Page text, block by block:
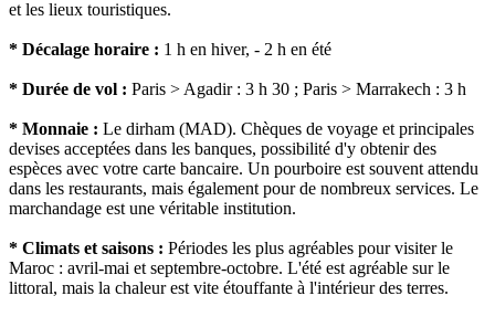
et les lieux touristiques.
* Décalage horaire : 1 h en hiver, - 2 h en été
* Durée de vol : Paris > Agadir : 3 h 30 ; Paris > Marrakech : 3 h
* Monnaie : Le dirham (MAD). Chèques de voyage et principales
devises acceptées dans les banques, possibilité d'y obtenir des
espèces avec votre carte bancaire. Un pourboire est souvent attendu
dans les restaurants, mais également pour de nombreux services. Le
marchandage est une véritable institution.
* Climats et saisons : Périodes les plus agréables pour visiter le
Maroc : avril-mai et septembre-octobre. L'été est agréable sur le
littoral, mais la chaleur est vite étouffante à l'intérieur des terres.